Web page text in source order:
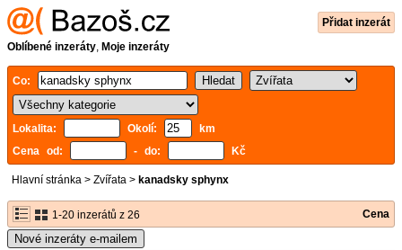
Přidat inzerát
Oblíbené inzeráty, Moje inzeráty
Co:
Lokalita: Okolí:
km
Cena od:
- do: Kč
Hlavní stránka > Zvířata > kanadsky sphynx
1-20 inzerátů z 26 Cena
Nové inzeráty e-mailem